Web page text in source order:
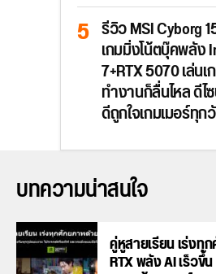
รีวิว MSI Cyborg
เกมมิ่งโน้ตบุ๊คพลัง
7+RTX 5070 เล่น
ทำงานก็ลื่นไหล ดีไ
ดีถูกใจเกมเมอร์ทุก
บทความน่าสนใจ
คู่หูสายเรียน เร่งทุ
RTX พลัง AI เร็วขึ้